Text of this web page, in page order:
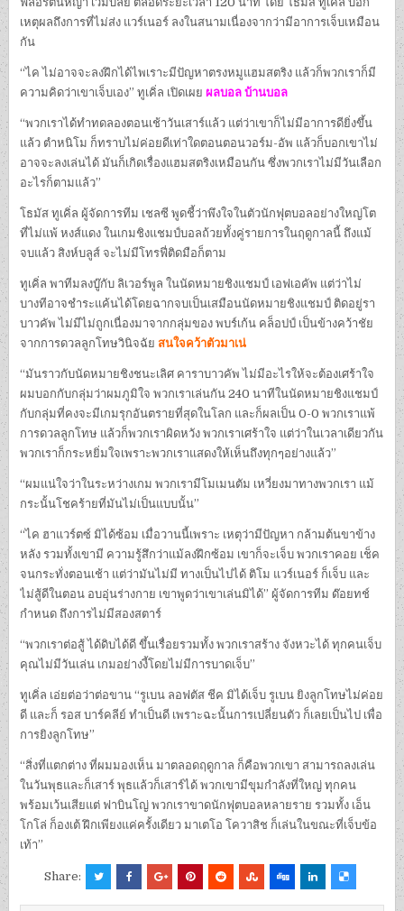
เหตุผลถึงการที่ไม่ส่ง แวร์เนอร์ ลงในสนามเนื่องจากว่ามีอาการเจ็บเหมือน
กัน
“ไค ไม่อาจจะลงฝึกได้ไพเราะมีปัญหาตรงหมูแฮมสตริง แล้วก็พวกเราก็มี
ความคิดว่าเขาเจ็บเอง” ทูเคิ่ล เปิดเผยผลบอล บ้านบอล
“พวกเราได้ทำทดลองตอนเช้าวันเสาร์แล้ว แต่ว่าเขาก็ไม่มีอาการดียิ่งขึ้น
แล้ว ตำหนิโม ก็ทราบไม่ค่อยดีเท่าใดตอนตอนวอร์ม-อัพ แล้วก็บอกเขาไม่
อาจจะลงเล่นได้ มันก็เกิดเรื่องแฮมสตริงเหมือนกัน ซึ่งพวกเราไม่มีวันเลือก
อะไรก็ตามแล้ว”
โธมัส ทูเคิ่ล ผู้จัดการทีม เชลซี พูดชี้ว่าพึงใจในตัวนักฟุตบอลอย่างใหญ่โต
ที่ไม่แพ้ หงส์แดง ในเกมชิงแชมป์บอลถ้วยทั้งคู่รายการในฤดูกาลนี้ ถึงแม้
จบแล้ว สิงห์บลูส์ จะไม่มีโทรฟี่ติดมือก็ตาม
ทูเคิ่ล พาทีมลงบู๊กับ ลิเวอร์พูล ในนัดหมายชิงแชมป์ เอฟเอคัพ แต่ว่าไม่
บางทีอาจชำระแค้นได้โดยฉากจบเป็นเสมือนนัดหมายชิงแชมป์ ติดอยู่รา
บาวคัพ ไม่มีไม่ถูกเนื่องมาจากกลุ่มของ พบร์เก้น คล็อปป์ เป็นข้างคว้าชัย
จากการดวลลูกโทษวินิจฉัยสนใจคว้าตัวมาเน่
“มันราวกับนัดหมายชิงชนะเลิศ คาราบาวคัพ ไม่มีอะไรให้จะต้องเศร้าใจ
ผมบอกกับกลุ่มว่าผมภูมิใจ พวกเราเล่นกัน 240 นาทีในนัดหมายชิงแชมป์
กับกลุ่มที่คงจะมีเกมรุกอันตรายที่สุดในโลก และก็ผลเป็น 0-0 พวกเราแพ้
การดวลลูกโทษ แล้วก็พวกเราผิดหวัง พวกเราเศร้าใจ แต่ว่าในเวลาเดียวกัน
พวกเราก็กระหยิ่มใจเพราะพวกเราแสดงให้เห็นถึงทุกๆอย่างแล้ว”
“ผมแน่ใจว่าในระหว่างเกม พวกเรามีโมเมนตัม เหวี่ยงมาทางพวกเรา แม้
กระนั้นโชคร้ายที่มันไม่เป็นแบบนั้น”
“ไค ฮาแวร์ตซ์ มิได้ซ้อม เมื่อวานนี้เพราะ เหตุว่ามีปัญหา กล้ามต้นขาข้าง
หลัง รวมทั้งเขามี ความรู้สึกว่าแม้ลงฝึกซ้อม เขาก็จะเจ็บ พวกเราคอย เช็ค
จนกระทั่งตอนเช้า แต่ว่ามันไม่มี ทางเป็นไปได้ ติโม แวร์เนอร์ ก็เจ็บ และ
ไม่สู้ดีในตอน อบอุ่นร่างกาย เขาพูดว่าเขาเล่นมิได้” ผู้จัดการทีม ด๊อยทช์
กำหนด ถึงการไม่มีสองสตาร์
“พวกเราต่อสู้ ได้ดิบได้ดี ขึ้นเรื่อยรวมทั้ง พวกเราสร้าง จังหวะได้ ทุกคนเจ็บ
คุณไม่มีวันเล่น เกมอย่างงี้โดยไม่มีการบาดเจ็บ”
ทูเคิ่ล เอ่ยต่อว่าต่อขาน “รูเบน ลอฟตัส ชีค มิได้เจ็บ รูเบน ยิงลูกโทษไม่ค่อย
ดี และก็ รอส บาร์คลีย์ ทำเป็นดี เพราะฉะนั้นการเปลี่ยนตัว ก็เลยเป็นไป เพื่อ
การยิงลูกโทษ”
“สิ่งที่แตกต่าง ที่ผมมองเห็น มาตลอดฤดูกาล ก็คือพวกเขา สามารถลงเล่น
ในวันพุธและก็เสาร์ พุธแล้วก็เสาร์ได้ พวกเขามีขุมกำลังที่ใหญ่ ทุกคน
พร้อมเว้นเสียแต่ ฟาบินโญ่ พวกเราขาดนักฟุตบอลหลายราย รวมทั้ง เอ็น
โกโล่ ก็องเต้ ฝึกเพียงแค่ครั้งเดียว มาเตโอ โควาสิช ก็เล่นในขณะที่เจ็บข้อ
เท้า”
Share: